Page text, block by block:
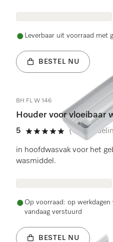
Leverbaar uit voorraad met
BESTEL NU
BH FL W 146
Houder voor vloeibaar
5
5 sterren van de 5
(1
in hoofdwasvak voor het
wasmiddel.
Op voorraad: op
vandaag verstuurd
BESTEL NU